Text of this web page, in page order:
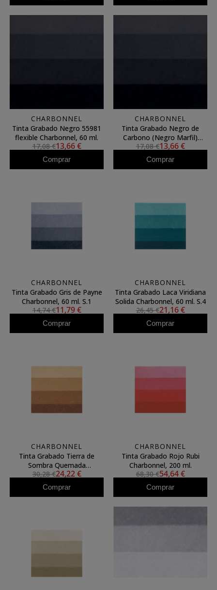
CHARBONNEL
Tinta Grabado Negro 55981
flexible Charbonnel, 60 ml.
17,08 €13,66 €
Comprar
CHARBONNEL
Tinta Grabado Negro de
Carbono (Negro Marfil)
Charbonnel, 60 ml. S.2
17,08 €13,66 €
Comprar
CHARBONNEL
Tinta Grabado Gris de Payne
Charbonnel, 60 ml. S.1
14,74 €11,79 €
Comprar
CHARBONNEL
Tinta Grabado Laca Viridiana
Solida Charbonnel, 60 ml. S.4
26,45 €21,16 €
Comprar
CHARBONNEL
Tinta Grabado Tierra de
Sombra Quemada
Charbonnel, 200 ml.
30,28 €24,22 €
Comprar
CHARBONNEL
Tinta Grabado Rojo Rubi
Charbonnel, 200 ml.
68,30 €54,64 €
Comprar